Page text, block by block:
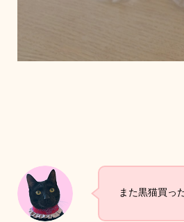
また黒猫買っ